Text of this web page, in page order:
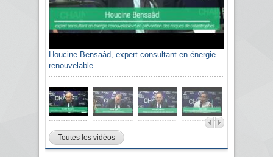
Houcine Bensaâd, expert consultant en énergie
renouvelable
Toutes les vidéos